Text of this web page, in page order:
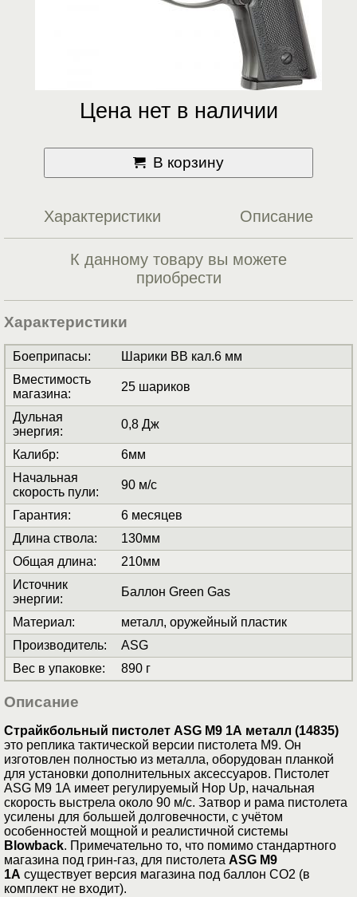
Цена нет в наличии
В корзину
Характеристики Описание
К данному товару вы можете
приобрести
Характеристики
Боеприпасы:
Шарики BB кал.6 мм
Вместимость
магазина:
25 шариков
Дульная
энергия:
0,8 Дж
Калибр:
6мм
Начальная
скорость пули:
90 м/с
Гарантия:
6 месяцев
Длина ствола:
130мм
Общая длина:
210мм
Источник
энергии:
Баллон Green Gas
Материал:
металл, оружейный пластик
Производитель:
ASG
Вес в упаковке: 890 г
Описание
Страйкбольный пистолет ASG М9 1А металл (14835)
это реплика тактической версии пистолета М9. Он
изготовлен полностью из металла, оборудован планкой
для установки дополнительных аксессуаров. Пистолет
ASG М9 1А имеет регулируемый Hop Up, начальная
скорость выстрела около 90 м/с. Затвор и рама пистолета
усилены для большей долговечности, с учётом
особенностей мощной и реалистичной системы
Blowback. Примечательно то, что помимо стандартного
магазина под грин-газ, для пистолета ASG М9
1А существует версия магазина под баллон СО2 (в
комплект не входит).